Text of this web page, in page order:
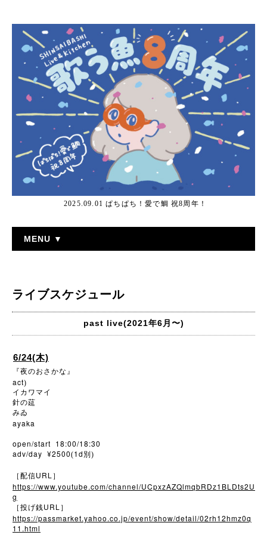
2025.09.01 ぱちぱち！愛で鯛 祝8周年！
MENU ▼
ライブスケジュール
past live(2021年6月〜)
6/24(木)
『夜のおさかな』
act)
イカワマイ
針の莚
みゐ
ayaka
open/start 18:00/18:30
adv/day ¥2500(1d 別)
［配信URL ］
https://www.youtube.com/channel/UCpxzAZQlmqbRDz1BLDts2U
g
［投げ銭URL ］
https://passmarket.yahoo.co.jp/event/show/detail/02rh12hmz0q
11.html